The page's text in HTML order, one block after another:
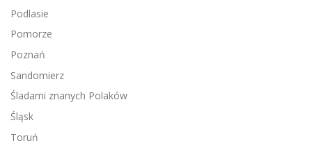
Podlasie
Pomorze
Poznań
Sandomierz
Śladami znanych Polaków
Śląsk
Toruń